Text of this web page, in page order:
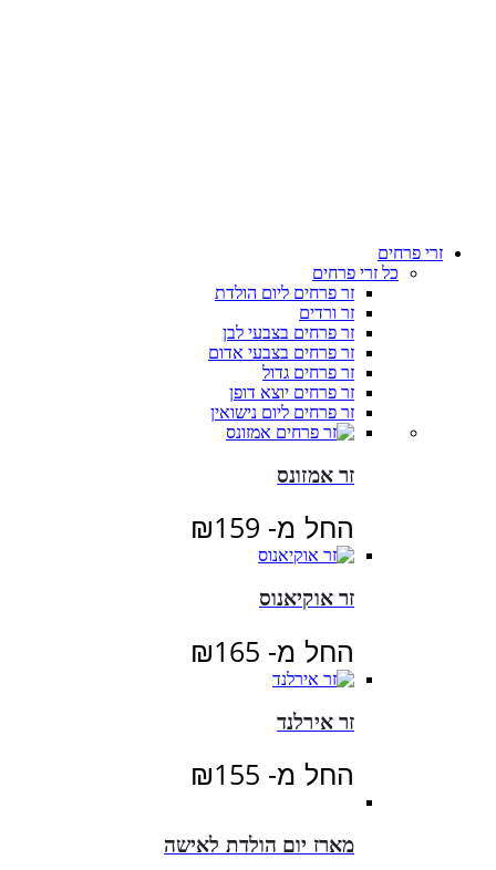
זרי פרחים
כל זרי פרחים
זר פרחים ליום הולדת
זר ורדים
זר פרחים בצבעי לבן
זר פרחים בצבעי אדום
זר פרחים גדול
זר פרחים יוצא דופן
זר פרחים ליום נישואין
זר אמזונס
החל מ- ₪159
זר אוקיאנוס
החל מ- ₪165
זר אירלנד
החל מ- ₪155
מארז יום הולדת לאישה